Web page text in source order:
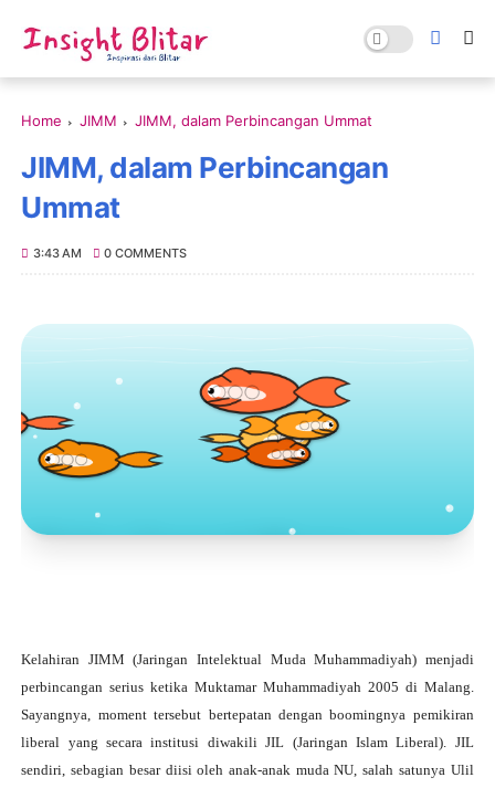
Home JIMM JIMM, dalam Perbincangan Ummat
JIMM, dalam Perbincangan
Ummat
3:43 AM 0 COMMENTS
Toko Jurnal Rasa
Kelahiran JIMM (Jaringan Intelektual Muda Muhammadiyah) menjadi
perbincangan serius ketika Muktamar Muhammadiyah 2005 di Malang.
Sayangnya, moment tersebut bertepatan dengan boomingnya pemikiran
liberal yang secara institusi diwakili JIL (Jaringan Islam Liberal). JIL
sendiri, sebagian besar diisi oleh anak-anak muda NU, salah satunya Ulil